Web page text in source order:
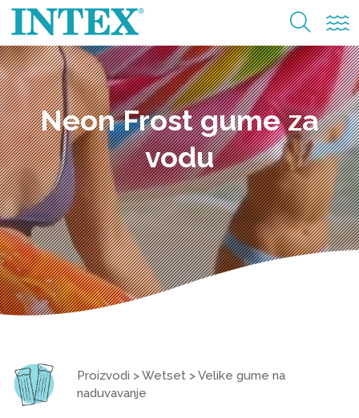
Neon Frost gume za
vodu
Proizvodi >Wetset >Velike gume na
naduvavanje